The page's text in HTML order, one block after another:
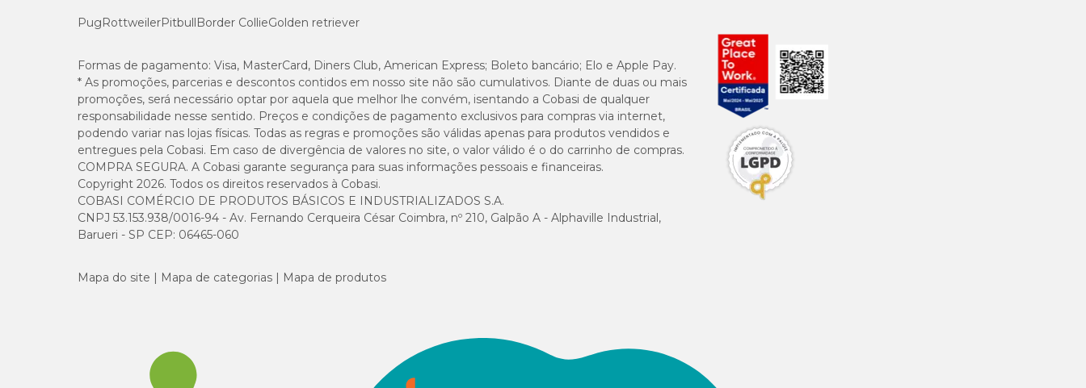
85,00 UI
Proteína bruta (mín.) 200,00 g
560,00
mg
Extrato Etéreo (mín.) 20,00 g
56,00
mg
Fibra Bruta (máx.)
196,00
PugRottweilerPitbullBorder CollieGolden retriever
Formas de pagamento: Visa, MasterCard, Diners Club, American Express; Boleto bancário; Elo e Apple Pay.
* As promoções, parcerias e descontos contidos em nosso site não são cumulativos. Diante de duas ou mais
promoções, será necessário optar por aquela que melhor lhe convém, isentando a Cobasi de qualquer
responsabilidade nesse sentido. Preços e condições de pagamento exclusivos para compras via internet,
podendo variar nas lojas físicas. Todas as regras e promoções são válidas apenas para produtos vendidos e
entregues pela Cobasi. Em caso de divergência de valores no site, o valor válido é o do carrinho de compras.
COMPRA SEGURA. A Cobasi garante segurança para suas informações pessoais e financeiras.
Copyright 2026. Todos os direitos reservados à Cobasi.
COBASI COMÉRCIO DE PRODUTOS BÁSICOS E INDUSTRIALIZADOS S.A.
CNPJ 53.153.938/0016-94 - Av. Fernando Cerqueira César Coimbra, nº 210, Galpão A - Alphaville Industrial,
Barueri - SP CEP: 06465-060
Mapa do site Mapa de categorias Mapa de produtos